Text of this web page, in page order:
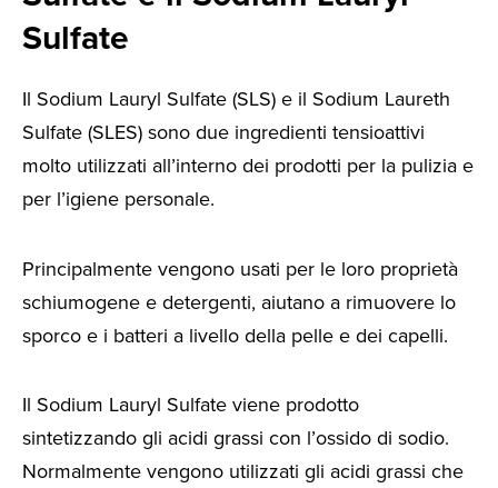
Sulfate
Il Sodium Lauryl Sulfate (SLS) e il Sodium Laureth
Sulfate (SLES) sono due ingredienti tensioattivi
molto utilizzati all’interno dei prodotti per la pulizia e
per l’igiene personale.
Principalmente vengono usati per le loro proprietà
schiumogene e detergenti, aiutano a rimuovere lo
sporco e i batteri a livello della pelle e dei capelli.
Il Sodium Lauryl Sulfate viene prodotto
sintetizzando gli acidi grassi con l’ossido di sodio.
Normalmente vengono utilizzati gli acidi grassi che